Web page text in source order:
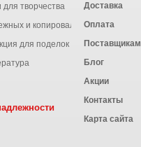
творчества
и копировальных работ
для поделок
Доставка
Оплата
Поставщикам
Блог
Акции
Контакты
Карта сайта